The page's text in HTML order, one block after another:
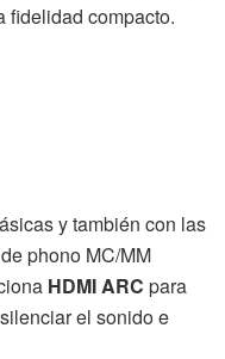
fidelidad compacto.
y también con las
phono MC/MM
HDMI ARC para
el sonido e